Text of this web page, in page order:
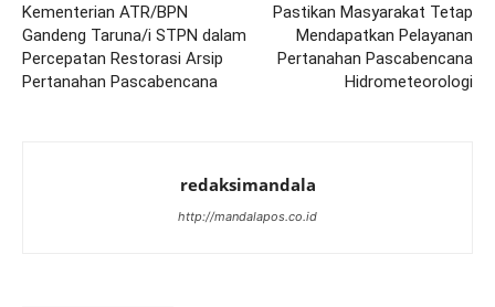
Kementerian ATR/BPN
Gandeng Taruna/i STPN dalam
Percepatan Restorasi Arsip
Pertanahan Pascabencana
Pastikan Masyarakat Tetap
Mendapatkan Pelayanan
Pertanahan Pascabencana
Hidrometeorologi
redaksimandala
http://mandalapos.co.id